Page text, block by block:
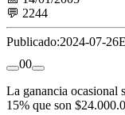
💬 2244
Publicado:2024-07-26
00
La ganancia ocasional
15% que son